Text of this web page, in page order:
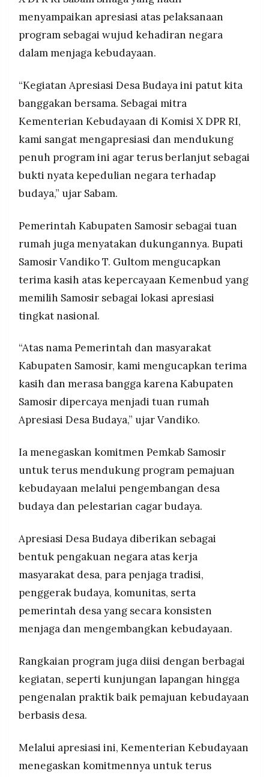
menyampaikan apresiasi atas pelaksanaan
program sebagai wujud kehadiran negara
dalam menjaga kebudayaan.
“Kegiatan Apresiasi Desa Budaya ini patut kita
banggakan bersama. Sebagai mitra
Kementerian Kebudayaan di Komisi X DPR RI,
kami sangat mengapresiasi dan mendukung
penuh program ini agar terus berlanjut sebagai
bukti nyata kepedulian negara terhadap
budaya,” ujar Sabam.
Pemerintah Kabupaten Samosir sebagai tuan
rumah juga menyatakan dukungannya. Bupati
Samosir Vandiko T. Gultom mengucapkan
terima kasih atas kepercayaan Kemenbud yang
memilih Samosir sebagai lokasi apresiasi
tingkat nasional.
“Atas nama Pemerintah dan masyarakat
Kabupaten Samosir, kami mengucapkan terima
kasih dan merasa bangga karena Kabupaten
Samosir dipercaya menjadi tuan rumah
Apresiasi Desa Budaya,” ujar Vandiko.
Ia menegaskan komitmen Pemkab Samosir
untuk terus mendukung program pemajuan
kebudayaan melalui pengembangan desa
budaya dan pelestarian cagar budaya.
Apresiasi Desa Budaya diberikan sebagai
bentuk pengakuan negara atas kerja
masyarakat desa, para penjaga tradisi,
penggerak budaya, komunitas, serta
pemerintah desa yang secara konsisten
menjaga dan mengembangkan kebudayaan.
Rangkaian program juga diisi dengan berbagai
kegiatan, seperti kunjungan lapangan hingga
pengenalan praktik baik pemajuan kebudayaan
berbasis desa.
Melalui apresiasi ini, Kementerian Kebudayaan
menegaskan komitmennya untuk terus